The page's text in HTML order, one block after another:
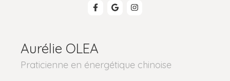
Aurélie OLEA
Praticienne en énergétique chinoise